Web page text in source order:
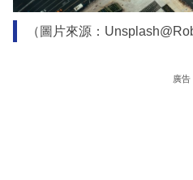
（圖片來源：
廣告